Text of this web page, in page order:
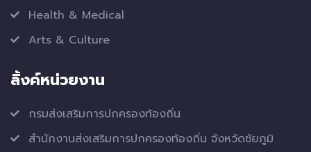
Health & Medical
Arts & Culture
ลิ้งค์หน่วยงาน
กรมส่งเสริมการปกครองท้องถิ่น
สำนักงานส่งเสริมการปกครองท้องถิ่น จังหวัดชัยภูมิ